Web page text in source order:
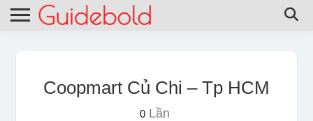
Coopmart Củ Chi – Tp HCM
0Lần